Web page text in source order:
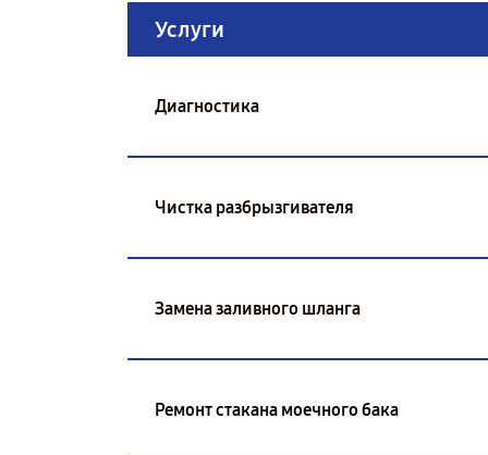
Услуги
Диагностика
Чистка разбрызгивателя
Замена заливного шланга
Ремонт стакана моечного бака